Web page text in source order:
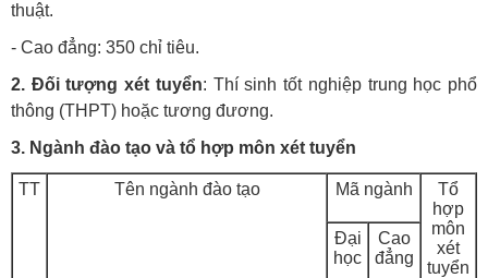
thuật.
- Cao đẳng: 350 chỉ tiêu.
2. Đối tượng xét tuyển: Thí sinh tốt nghiệp trung học phổ
thông (THPT) hoặc tương đương.
3. Ngành đào tạo và tổ hợp môn xét tuyển
TT Tên ngành đào tạo Mã ngành
Tổ
hợp
môn
xét
tuyển
Đại
học
Cao
đẳng